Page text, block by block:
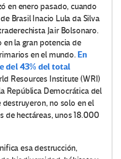
en enero pasado, cuando
Brasil Inacio Lula da Silva
Jair Bolsonaro.
en la gran potencia de
en el mundo. En
del 43% del total
Resources Institute (WRI)
República Democrática del
destruyeron, no solo en el
de hectáreas, unos 18.000
esa destrucción,